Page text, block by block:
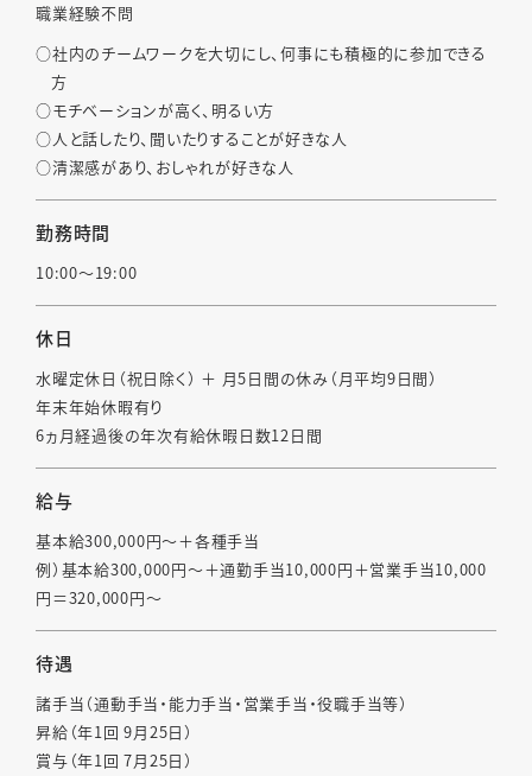
職業経験不問
社内のチームワークを大切にし、何事にも積極的に参加できる
方
モチベーションが高く、明るい方
人と話したり、聞いたりすることが好きな人
清潔感があり、おしゃれが好きな人
勤務時間
10:00〜19:00
休日
水曜定休日（祝日除く） ＋ 月5日間の休み（月平均9日間）
年末年始休暇有り
6ヵ月経過後の年次有給休暇日数12日間
給与
基本給300,000円〜＋各種手当
例）基本給300,000円〜＋通勤手当10,000円＋営業手当10,000
円＝320,000円〜
待遇
諸手当（通動手当・能力手当・営業手当・役職手当等）
昇給（年1回 9月25日）
賞与（年1回 7月25日）